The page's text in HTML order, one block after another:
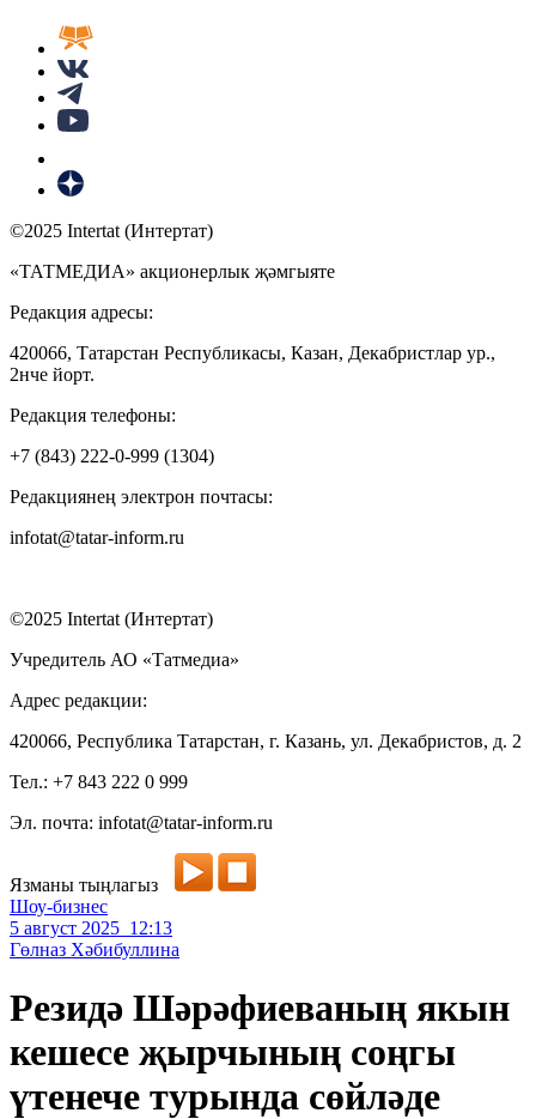
©2025 Intertat (Интертат)
«ТАТМЕДИА» акционерлык җәмгыяте
Редакция адресы:
420066, Татарстан Республикасы, Казан, Декабристлар ур.,
2нче йорт.
Редакция телефоны:
+7 (843) 222-0-999 (1304)
Редакциянең электрон почтасы:
infotat@tatar-inform.ru
©2025 Intertat (Интертат)
Учредитель АО «Татмедиа»
Адрес редакции:
420066, Республика Татарстан, г. Казань, ул. Декабристов, д. 2
Тел.: +7 843 222 0 999
Эл. почта: infotat@tatar-inform.ru
Язманы тыңлагыз
Шоу-бизнес
5 август 2025 12:13
Гөлназ Хәбибуллина
Резидә Шәрәфиеваның якын
кешесе җырчының соңгы
үтенече турында сөйләде